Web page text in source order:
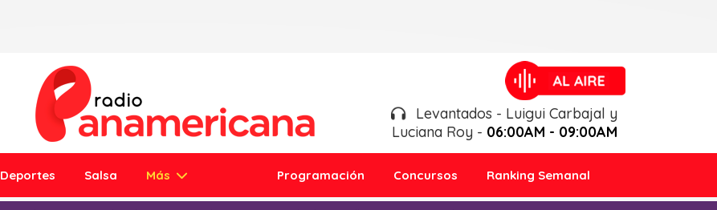
Levantados - Luigui Carbajal y
Luciana Roy - 06:00AM - 09:00AM
Deportes Salsa Más Programación Concursos Ranking Semanal